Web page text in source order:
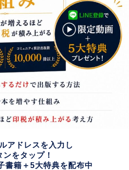
アドレスを入力し
ンをタップ！
書籍＋5大特典を配布中